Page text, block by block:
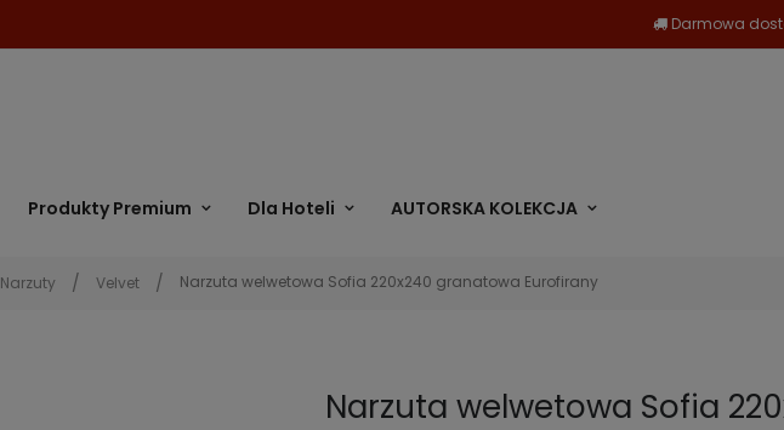
Darmowa
Produkty Premium Dla Hoteli AUTORSKA KOLEKCJA
Narzuty Velvet Narzuta welwetowa Sofia 220x240 granatowa Eurofirany
Narzuta welwetowa Sofia